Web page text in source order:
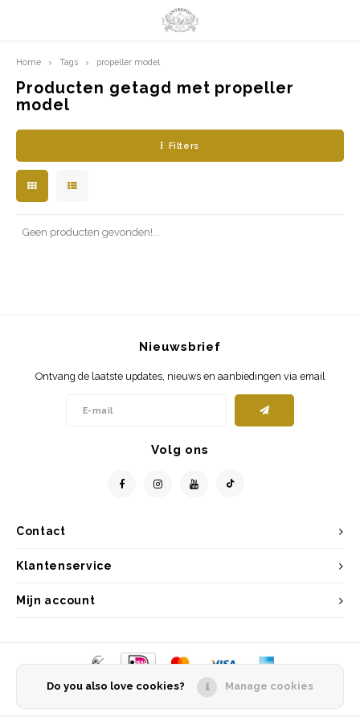
Hoofdmenu / limited prints
LIMITED PRINTS
AMSTERDAM
CLASSIC LADIES
Hoofdmenu
Taal
English
Home Tags propeller model
Producten getagd met propeller
model
Filters
Geen producten gevonden!...
Contact
Nieuwsbrief
Ontvang de laatste updates, nieuws en aanbiedingen via email
Volg ons
Klantenservice
Mijn account
© Copyright 2026 Entrepôt Holland - Powered byLightspeed- Theme by
Do you also love cookies? Manage cookies